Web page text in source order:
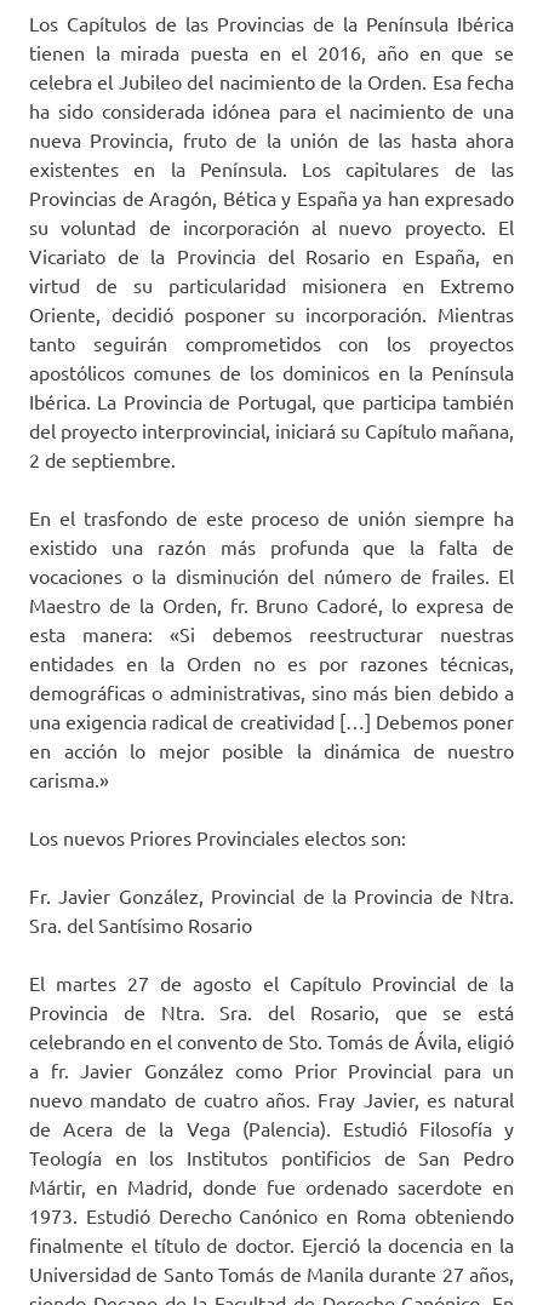
Los Capítulos de las Provincias de la Península Ibérica
tienen la mirada puesta en el 2016, año en que se
celebra el Jubileo del nacimiento de la Orden. Esa fecha
ha sido considerada idónea para el nacimiento de una
nueva Provincia, fruto de la unión de las hasta ahora
existentes en la Península. Los capitulares de las
Provincias de Aragón, Bética y España ya han expresado
su voluntad de incorporación al nuevo proyecto. El
Vicariato de la Provincia del Rosario en España, en
virtud de su particularidad misionera en Extremo
Oriente, decidió posponer su incorporación. Mientras
tanto seguirán comprometidos con los proyectos
apostólicos comunes de los dominicos en la Península
Ibérica. La Provincia de Portugal, que participa también
del proyecto interprovincial, iniciará su Capítulo mañana,
2 de septiembre.
En el trasfondo de este proceso de unión siempre ha
existido una razón más profunda que la falta de
vocaciones o la disminución del número de frailes. El
Maestro de la Orden, fr. Bruno Cadoré, lo expresa de
esta manera: «Si debemos reestructurar nuestras
entidades en la Orden no es por razones técnicas,
demográficas o administrativas, sino más bien debido a
una exigencia radical de creatividad […] Debemos poner
en acción lo mejor posible la dinámica de nuestro
carisma.»
Los nuevos Priores Provinciales electos son:
Fr. Javier González, Provincial de la Provincia de Ntra.
Sra. del Santísimo Rosario
El martes 27 de agosto el Capítulo Provincial de la
Provincia de Ntra. Sra. del Rosario, que se está
celebrando en el convento de Sto. Tomás de Ávila, eligió
a fr. Javier González como Prior Provincial para un
nuevo mandato de cuatro años. Fray Javier, es natural
de Acera de la Vega (Palencia). Estudió Filosofía y
Teología en los Institutos pontificios de San Pedro
Mártir, en Madrid, donde fue ordenado sacerdote en
1973. Estudió Derecho Canónico en Roma obteniendo
finalmente el título de doctor. Ejerció la docencia en la
Universidad de Santo Tomás de Manila durante 27 años,